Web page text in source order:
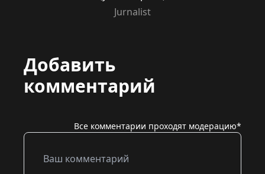
Jurnalist
Добавить
комментарий
Все комментарии проходят модерацию*